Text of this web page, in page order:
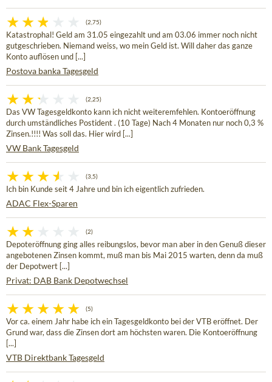
(2,75)
Katastrophal! Geld am 31.05 eingezahlt und am 03.06 immer noch nicht
gutgeschrieben. Niemand weiss, wo mein Geld ist. Will daher das ganze
Konto auflösen und [...]
Postova banka Tagesgeld
(2,25)
Das VW Tagesgeldkonto kann ich nicht weiteremfehlen. Kontoeröffnung
durch umständliches Postident . (10 Tage) Nach 4 Monaten nur noch 0,3 %
Zinsen.!!!! Was soll das. Hier wird [...]
VW Bank Tagesgeld
(3,5)
Ich bin Kunde seit 4 Jahre und bin ich eigentlich zufrieden.
ADAC Flex-Sparen
(2)
Depoteröffnung ging alles reibungslos, bevor man aber in den Genuß dieser
angebotenen Zinsen kommt, muß man bis Mai 2015 warten, denn da muß
der Depotwert [...]
Privat: DAB Bank Depotwechsel
(5)
Vor ca. einem Jahr habe ich ein Tagesgeldkonto bei der VTB eröffnet. Der
Grund war, dass die Zinsen dort am höchsten waren. Die Kontoeröffnung
[...]
VTB Direktbank Tagesgeld